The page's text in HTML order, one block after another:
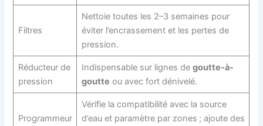
Filtres
Nettoie toutes les 2–3 semaines pour
éviter l’encrassement et les pertes de
pression.
Réducteur de
pression
Indispensable sur lignes de goutte-à-
goutte ou avec fort dénivelé.
Programmeur
Vérifie la compatibilité avec la source
d’eau et paramètre par zones ; ajoute des